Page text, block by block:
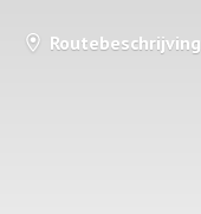
Routebeschrijving